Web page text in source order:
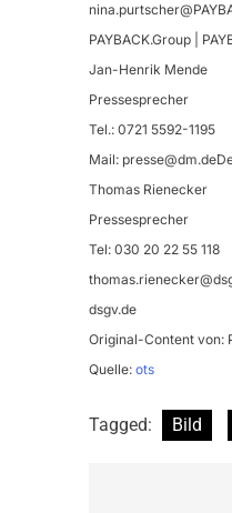
PAYBACK.Group |
Jan-Henrik Mende
Pressesprecher
Tel.: 0721 5592-1195
Mail:
Thomas Rienecker
Pressesprecher
Tel: 030 20 22 55 118
dsgv.de
Original-Content von:
Quelle: ots
Tagged: Bild